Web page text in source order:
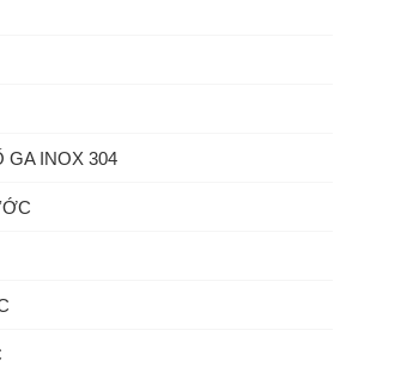
GA INOX 304